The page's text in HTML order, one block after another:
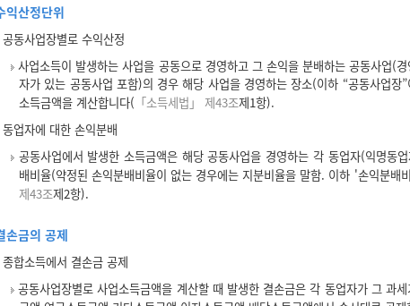
익산정단위
공동사업장별로 수익산정
사업소득이 발생하는 사업을 공동으로 경영하고 그 손익을 분배하는 공동사업(
자가 있는 공동사업 포함)의 경우 해당 사업을 경영하는 장소(이하 “공동사업장
소득금액을 계산합니다( 「소득세법」 제43조제1항).
동업자에 대한 손익분배
공동사업에서 발생한 소득금액은 해당 공동사업을 경영하는 각 동업자(익명동
배비율(약정된 손익분배비율이 없는 경우에는 지분비율을 말함. 이하 '손익분배
제43조제2항).
손금의 공제
종합소득에서 결손금 공제
공동사업장별로 사업소득금액을 계산할 때 발생한 결손금은 각 동업자가 그 과